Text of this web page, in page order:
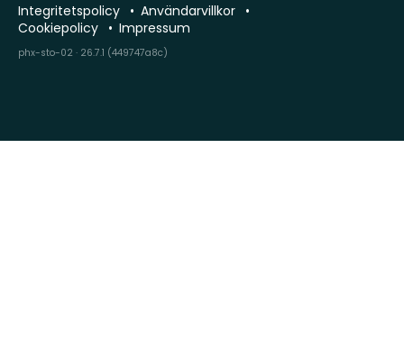
Integritetspolicy
Användarvillkor
Cookiepolicy
Impressum
phx-sto-02 · 26.7.1 (449747a8c)